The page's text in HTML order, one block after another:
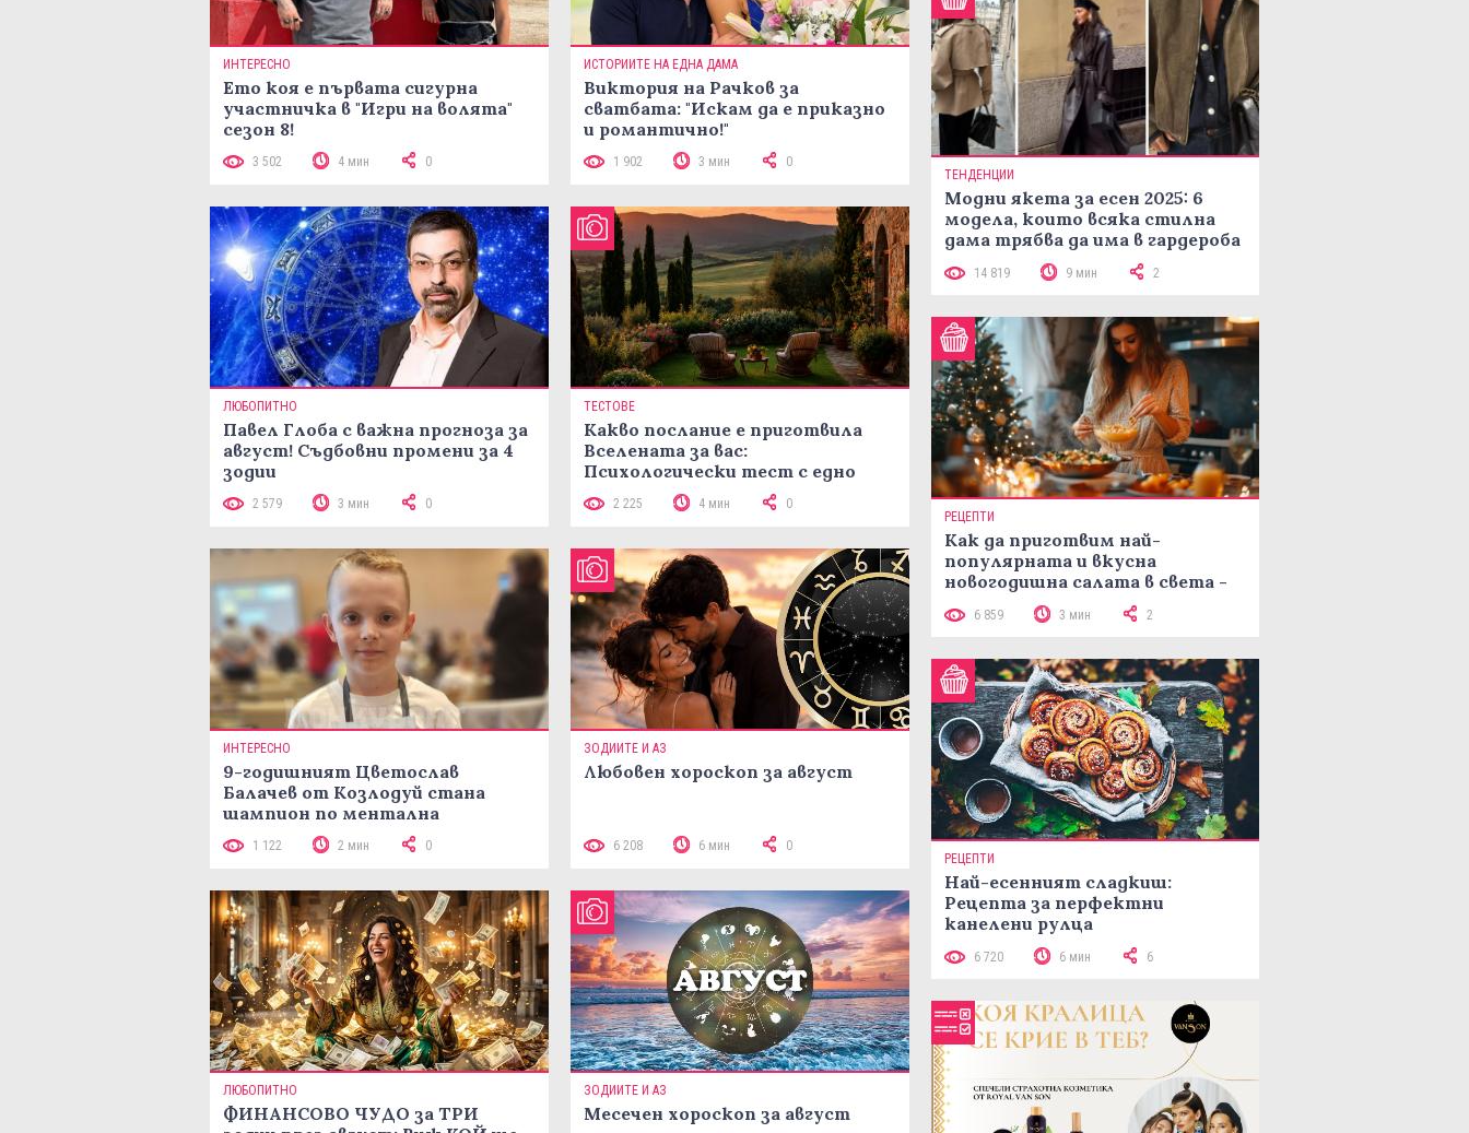
ИНТЕРЕСНО
Ето коя е първата сигурна
участничка в "Игри на волята"
сезон 8!
3 502 4 мин 0
ИСТОРИИТЕ НА ЕДНА ДАМА
Виктория на Рачков за
сватбата: "Искам да е приказно
и романтично!"
1 902 3 мин 0
ЛЮБОПИТНО
Павел Глоба с важна прогноза за
август! Съдбовни промени за 4
зодии
2 579 3 мин 0
ТЕСТОВЕ
Какво послание е приготвила
Вселената за вас:
Психологически тест с едно
2 225 4 мин 0
ИНТЕРЕСНО
9-годишният Цветослав
Балачев от Козлодуй стана
шампион по ментална
аритметика с 320 задачи за 10
минути
1 122 2 мин 0
ЗОДИИТЕ И АЗ
Любовен хороскоп за август
6 208 6 мин 0
ЛЮБОПИТНО
ФИНАНСОВО ЧУДО за ТРИ
ЗОДИИТЕ И АЗ
Месечен хороскоп за август
ТЕНДЕНЦИИ
Модни якета за есен 2025: 6
модела, които всяка стилна
дама трябва да има в гардероба
14 819 9 мин 2
РЕЦЕПТИ
Как да приготвим най-
популярната и вкусна
новогодишна салата в света -
рецепта Мимоза
6 859 3 мин 2
РЕЦЕПТИ
Най-есенният сладкиш:
Рецепта за перфектни
канелени рулца
6 720 6 мин 6